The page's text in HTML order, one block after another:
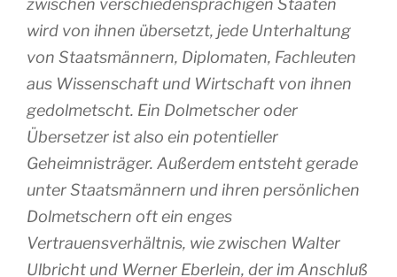
zwischen verschiedensprachigen Staaten
wird von ihnen übersetzt, jede Unterhaltung
von Staatsmännern, Diplomaten, Fachleuten
aus Wissenschaft und Wirtschaft von ihnen
gedolmetscht. Ein Dolmetscher oder
Übersetzer ist also ein potentieller
Geheimnisträger. Außerdem entsteht gerade
unter Staatsmännern und ihren persönlichen
Dolmetschern oft ein enges
Vertrauensverhältnis, wie zwischen Walter
Ulbricht und Werner Eberlein, der im Anschluß